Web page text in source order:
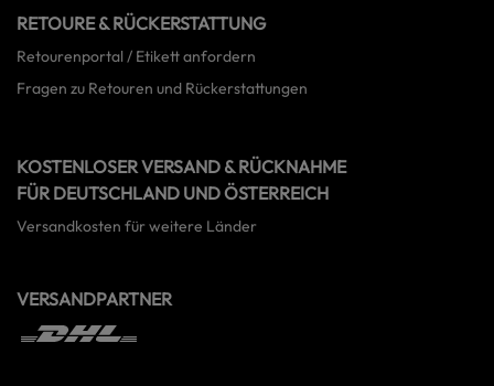
RETOURE & RÜCKERSTATTUNG
Retourenportal / Etikett anfordern
Fragen zu Retouren und Rückerstattungen
KOSTENLOSER VERSAND & RÜCKNAHME
FÜR DEUTSCHLAND UND ÖSTERREICH
Versandkosten für weitere Länder
VERSANDPARTNER